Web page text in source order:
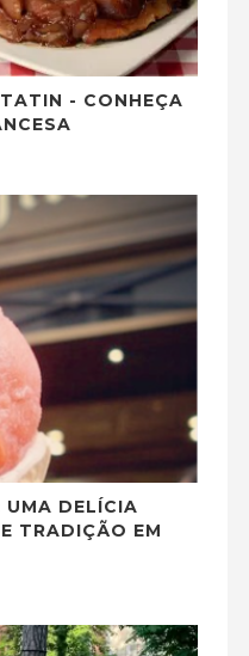
- CONHEÇA
UMA DELÍCIA
TRADIÇÃO EM